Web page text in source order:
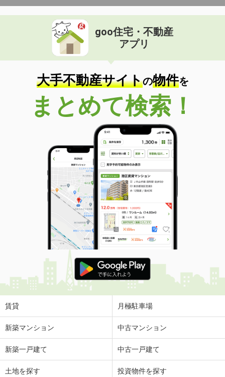
goo住宅・不動産
アプリ
大手不動産サイトの物件を
まとめて検索！
賃貸 月極駐車場
新築マンション 中古マンション
新築一戸建て 中古一戸建て
土地を探す 投資物件を探す